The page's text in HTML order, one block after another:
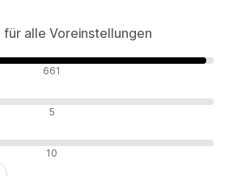
alle Voreinstellungen
661
5
10